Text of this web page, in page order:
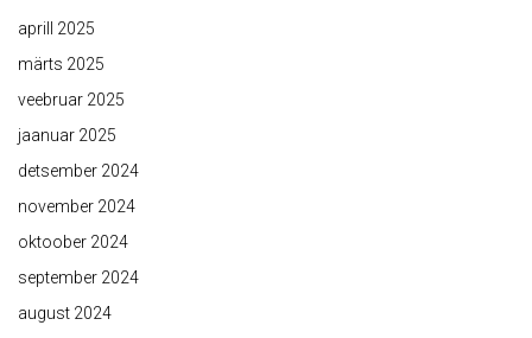
aprill 2025
märts 2025
veebruar 2025
jaanuar 2025
detsember 2024
november 2024
oktoober 2024
september 2024
august 2024